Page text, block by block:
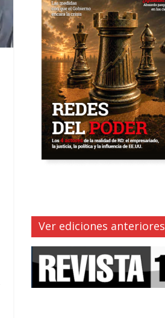
Ver ediciones anteriores